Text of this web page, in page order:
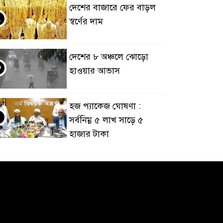
দেশের বাজারে ফের বাড়ল
স্বর্ণের দাম
দেশের ৮ অঞ্চলে ঝোড়ো
হাওয়ার আভাস
হজ প্যাকেজ ঘোষণা :
সর্বনিম্ন ৫ লাখ সাড়ে ৫
হাজার টাকা
আর্জেন্টিনাকে হারিয়ে